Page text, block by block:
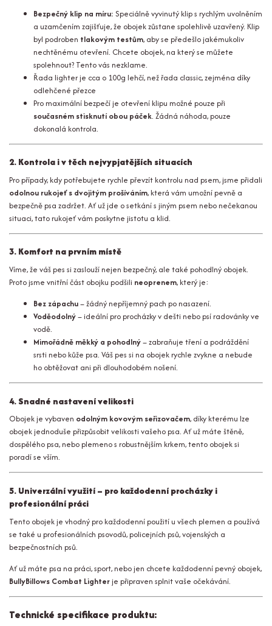
Bezpečný klip na míru: Speciálně vyvinutý klip s rychlým uvolněním
a uzamčením zajišťuje, že obojek zůstane spolehlivě uzavřený. Klip
byl podroben tlakovým testům, aby se předešlo jakémukoliv
nechtěnému otevření. Chcete obojek, na který se můžete
spolehnout? Tento vás nezklame.
Řada lighter je cca o 100g lehčí, než řada classic, zejména díky
odlehčené přezce
Pro maximální bezpečí je otevření klipu možné pouze při
současném stisknutí obou páček. Žádná náhoda, pouze
dokonalá kontrola.
2. Kontrola i v těch nejvypjatějších situacích
Pro případy, kdy potřebujete rychle převzít kontrolu nad psem, jsme přidali
odolnou rukojeť s dvojitým prošíváním, která vám umožní pevně a
bezpečně psa zadržet. Ať už jde o setkání s jiným psem nebo nečekanou
situaci, tato rukojeť vám poskytne jistotu a klid.
3. Komfort na prvním místě
Víme, že váš pes si zaslouží nejen bezpečný, ale také pohodlný obojek.
Proto jsme vnitřní část obojku podšili neoprenem, který je:
Bez zápachu– žádný nepříjemný pach po nasazení.
Voděodolný– ideální pro procházky v dešti nebo psí radovánky ve
vodě.
Mimořádně měkký a pohodlný– zabraňuje tření a podráždění
srsti nebo kůže psa. Váš pes si na obojek rychle zvykne a nebude
ho obtěžovat ani při dlouhodobém nošení.
4. Snadné nastavení velikosti
Obojek je vybaven odolným kovovým seřizovačem, díky kterému lze
obojek jednoduše přizpůsobit velikosti vašeho psa. Ať už máte štěně,
dospělého psa, nebo plemeno s robustnějším krkem, tento obojek si
poradí se vším.
5. Univerzální využití – pro každodenní procházky i
profesionální práci
Tento obojek je vhodný pro každodenní použití u všech plemen a používá
se také u profesionálních psovodů, policejních psů, vojenských a
bezpečnostních psů.
Ať už máte psa na práci, sport, nebo jen chcete každodenní pevný obojek,
BullyBillows Combat Lighterje připraven splnit vaše očekávání.
Technické specifikace produktu: